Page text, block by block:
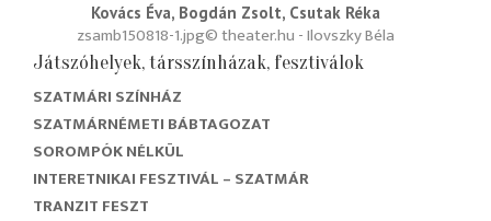
Kovács Éva, Bogdán Zsolt, Csutak Réka
© theater.hu - Ilovszky Béla
zsamb150818-1.jpg
Játszóhelyek, társszínházak, fesztiválok
SZATMÁRI SZÍNHÁZ
SZATMÁRNÉMETI BÁBTAGOZAT
SOROMPÓK NÉLKÜL
INTERETNIKAI FESZTIVÁL – SZATMÁR
TRANZIT FESZT